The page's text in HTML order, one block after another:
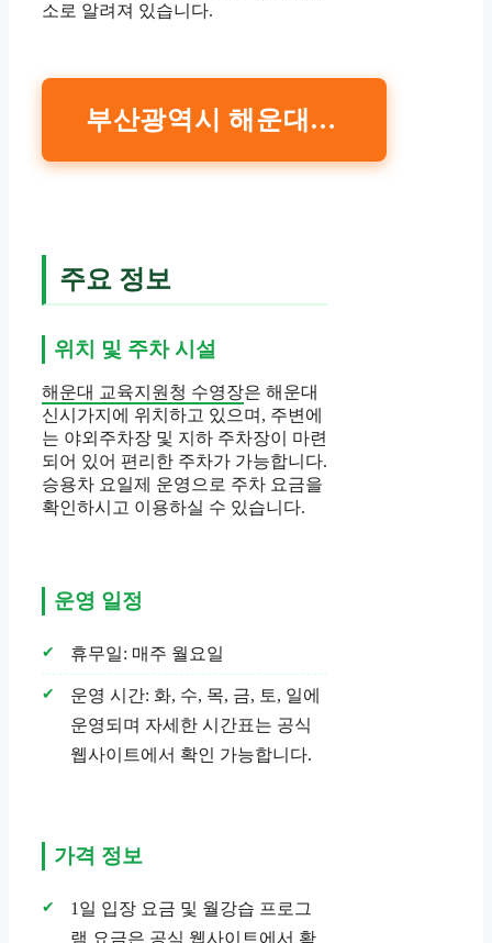
소로 알려져 있습니다.
부산광역시 해운대교육지원청 – 스포츠교육센터 – 수영장안내
주요 정보
위치 및 주차 시설
해운대 교육지원청 수영장은 해운대
신시가지에 위치하고 있으며, 주변에
는 야외주차장 및 지하 주차장이 마련
되어 있어 편리한 주차가 가능합니다.
승용차 요일제 운영으로 주차 요금을
확인하시고 이용하실 수 있습니다.
운영 일정
휴무일: 매주 월요일
운영 시간: 화, 수, 목, 금, 토, 일에
운영되며 자세한 시간표는 공식
웹사이트에서 확인 가능합니다.
가격 정보
1일 입장 요금 및 월강습 프로그
램 요금은 공식 웹사이트에서 확